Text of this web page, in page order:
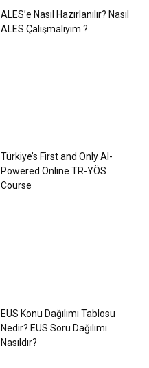
ALES’e Nasıl Hazırlanılır? Nasıl
ALES Çalışmalıyım ?
Türkiye’s First and Only AI-
Powered Online TR-YÖS
Course
EUS Konu Dağılımı Tablosu
Nedir? EUS Soru Dağılımı
Nasıldır?